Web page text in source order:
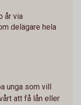
år via
delägare hela
unga som vill
att få lån eller